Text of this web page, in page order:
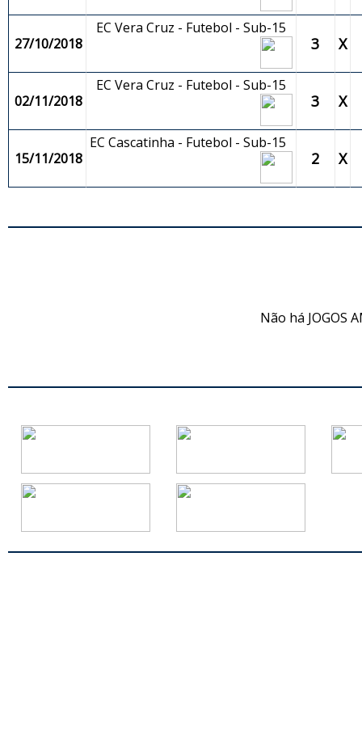
27/10/2018
EC Vera Cruz - Futebol - Sub-15
3 X
02/11/2018
EC Vera Cruz - Futebol - Sub-15
3 X
15/11/2018
EC Cascatinha - Futebol - Sub-15
2 X
Não há JOGOS